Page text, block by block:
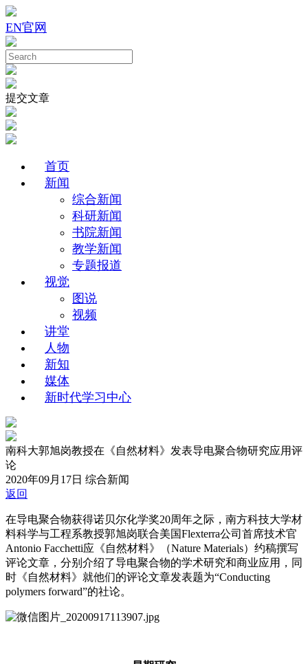
EN官网
提交文章
首页
新闻
综合新闻
科研新闻
书院新闻
教学新闻
专题报道
视觉
图说
视频
讲堂
人物
新知
媒体
新时代学习中心
南科大郭旭岗教授在《自然材料》发表导电聚合物研究应用评
论
2020年09月17日 综合新闻
返回
在导电聚合物获得诺贝尔化学奖20周年之际，南方科技大学材
料科学与工程系教授郭旭岗联合美国Flexterra公司首席技术官
Antonio Facchetti应《自然材料》（Nature Materials）约稿撰写
评论文章，分别介绍了导电聚合物的学术研究和商业应用，同
时《自然材料》就他们的评论文章发表题为“Conducting
polymers forward”的社论。